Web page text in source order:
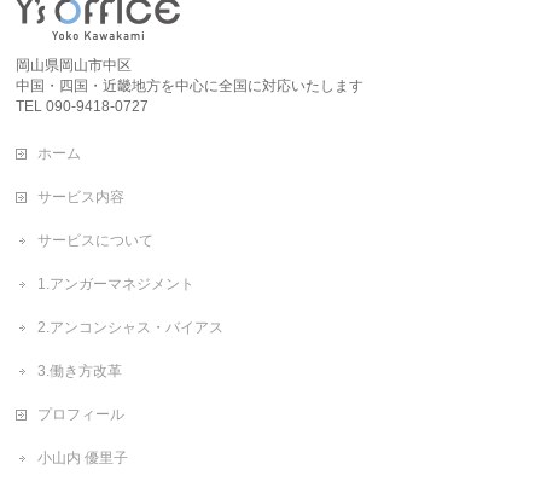
岡山県岡山市中区
中国・四国・近畿地方を中心に全国に対応いたします
TEL 090-9418-0727
ホーム
サービス内容
サービスについて
1.アンガーマネジメント
2.アンコンシャス・バイアス
3.働き方改革
プロフィール
小山内 優里子